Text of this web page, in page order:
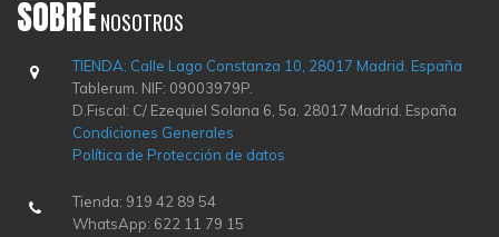
SOBRENOSOTROS
TIENDA: Calle Lago Constanza 10, 28017 Madrid. España
Tablerum. NIF: 09003979P.
D.Fiscal: C/ Ezequiel Solana 6, 5a. 28017 Madrid. España
Condiciones Generales
Política de Protección de datos
Tienda: 919 42 89 54
WhatsApp: 622 11 79 15